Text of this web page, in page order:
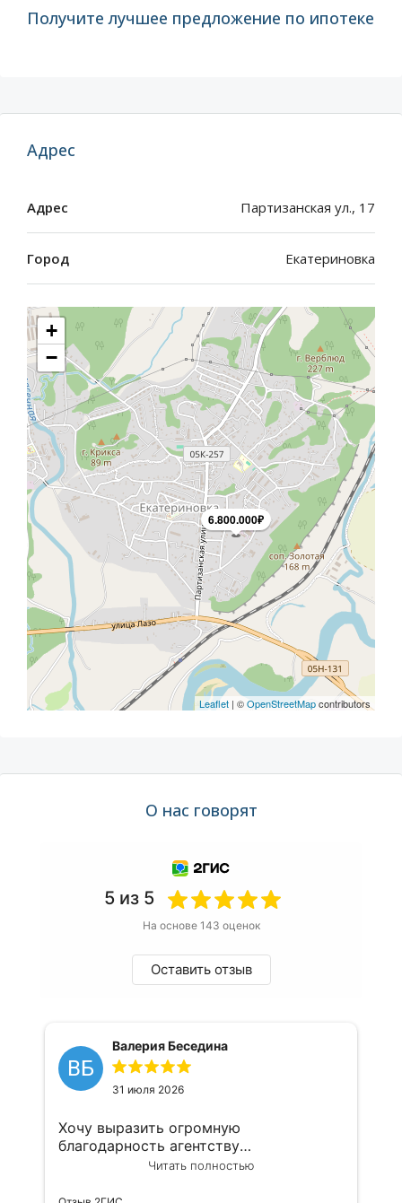
Получите лучшее предложение по ипотеке
Адрес
Адрес Партизанская ул., 17
Город Екатериновка
6.800.000₽
+
−
Leaflet | ©OpenStreetMapcontributors
О нас говорят
5 из 5
На основе 143 оценок
Оставить отзыв
ВБ
Валерия Беседина
31 июля 2026
Хочу выразить огромную
благодарность агентству
недвижимости «Азбука метров»!
Читать полностью